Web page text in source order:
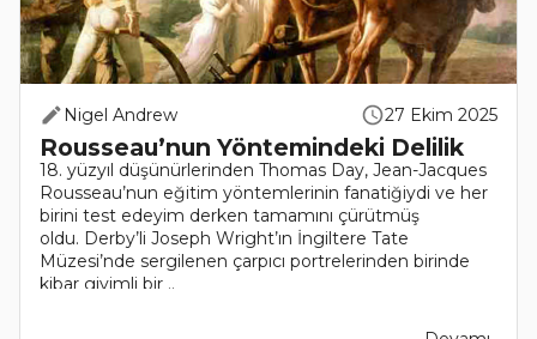
Nigel Andrew 27 Ekim 2025
Rousseau’nun Yöntemindeki Delilik
18. yüzyıl düşünürlerinden Thomas Day, Jean-Jacques
Rousseau’nun eğitim yöntemlerinin fanatiğiydi ve her
birini test edeyim derken tamamını çürütmüş
oldu. Derby’li Joseph Wright’ın İngiltere Tate
Müzesi’nde sergilenen çarpıcı portrelerinden birinde
kibar giyimli bir ..